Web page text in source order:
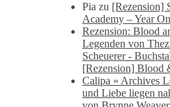
Pia zu [Rezension]
Academy – Year
Rezension: Blood
Legenden von
Scheuerer -
[Rezension] Blood
Calipa » Archives
und Liebe liegen